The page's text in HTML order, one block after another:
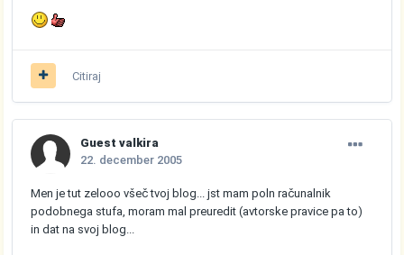
Citiraj
Guest valkira
22. december 2005
Men je tut zelooo všeč tvoj blog... jst mam poln računalnik
podobnega stufa, moram mal preuredit (avtorske pravice pa to)
in dat na svoj blog...